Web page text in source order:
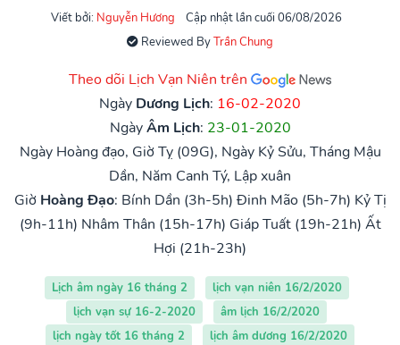
Viết bởi: Nguyễn Hương
Cập nhật lần cuối 06/08/2026
Reviewed ByTrần Chung
Theo dõi Lịch Vạn Niên trên
Ngày Dương Lịch: 16-02-2020
NgàyÂm Lịch: 23-01-2020
Ngày Hoàng đạo, Giờ Tỵ (09G), Ngày Kỷ Sửu, Tháng Mậu
Dần, Năm Canh Tý, Lập xuân
Giờ Hoàng Đạo: Bính Dần (3h-5h) Đinh Mão (5h-7h) Kỷ Tị
(9h-11h) Nhâm Thân (15h-17h) Giáp Tuất (19h-21h) Ất
Hợi (21h-23h)
Lịch âm ngày 16 tháng 2
lịch vạn niên 16/2/2020
lịch vạn sự 16-2-2020
âm lịch 16/2/2020
lịch ngày tốt 16 tháng 2
lịch âm dương 16/2/2020